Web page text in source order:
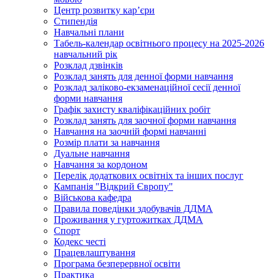
Центр розвитку кар’єри
Стипендія
Навчальні плани
Табель-календар освітнього процесу на 2025-2026
навчальний рік
Розклад дзвінків
Розклад занять для денної форми навчання
Розклад заліково-екзаменаційної сесії денної
форми навчання
Графік захисту кваліфікаційних робіт
Розклад занять для заочної форми навчання
Навчання на заочній формі навчанні
Розмір плати за навчання
Дуальне навчання
Навчання за кордоном
Перелік додаткових освітніх та інших послуг
Кампанія "Відкрий Європу"
Військова кафедра
Правила поведінки здобувачів ДДМА
Проживання у гуртожитках ДДМА
Спорт
Кодекс честі
Працевлаштування
Програма безперервної освіти
Практика